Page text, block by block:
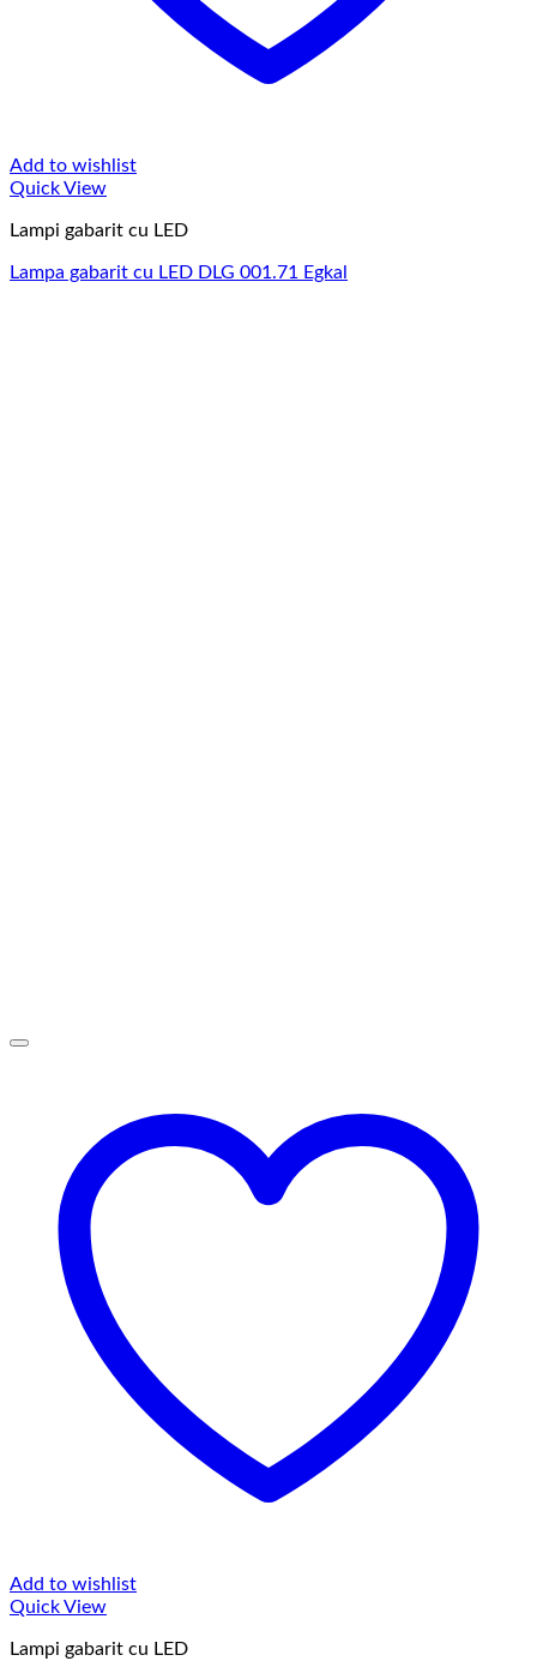
Add to wishlist
Quick View
Lampi gabarit cu LED
Lampa gabarit cu LED DLG 001.71 Egkal
Add to wishlist
Quick View
Lampi gabarit cu LED